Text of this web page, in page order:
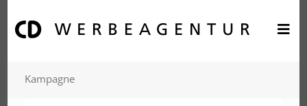
Kampagne